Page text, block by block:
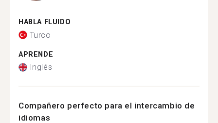
HABLA FLUIDO
Turco
APRENDE
Inglés
Compañero perfecto para el intercambio de
idiomas